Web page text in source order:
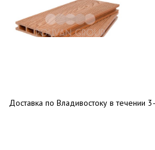
Доставка по Владивостоку в течении